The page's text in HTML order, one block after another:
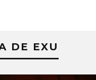
DE EXU